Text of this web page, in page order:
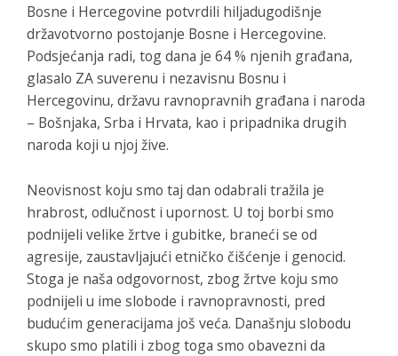
Bosne i Hercegovine potvrdili hiljadugodišnje
državotvorno postojanje Bosne i Hercegovine.
Podsjećanja radi, tog dana je 64 % njenih građana,
glasalo ZA suverenu i nezavisnu Bosnu i
Hercegovinu, državu ravnopravnih građana i naroda
– Bošnjaka, Srba i Hrvata, kao i pripadnika drugih
naroda koji u njoj žive.
Neovisnost koju smo taj dan odabrali tražila je
hrabrost, odlučnost i upornost. U toj borbi smo
podnijeli velike žrtve i gubitke, braneći se od
agresije, zaustavljajući etničko čišćenje i genocid.
Stoga je naša odgovornost, zbog žrtve koju smo
podnijeli u ime slobode i ravnopravnosti, pred
budućim generacijama još veća. Današnju slobodu
skupo smo platili i zbog toga smo obavezni da